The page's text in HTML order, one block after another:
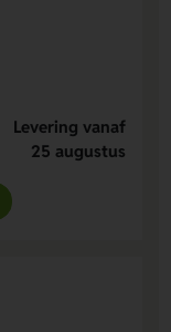
Levering vanaf
25 augustus